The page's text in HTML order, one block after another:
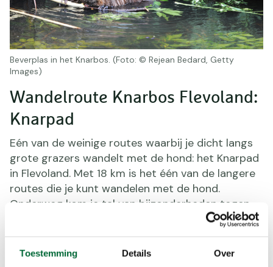
Toestemming Details Over
Wandelroute Knarbos Flevoland:
Knarpad
Eén van de weinige routes waarbij je dicht langs
grote grazers wandelt met de hond: het Knarpad
in Flevoland. Met 18 km is het één van de langere
routes die je kunt wandelen met de hond.
Onderweg kom je tal van bijzonderheden tegen.
Je wandelt door het oudste graasgebied van
Nederland met konikpaarden, wandelt langs de
Beverplas en over de Zandplaat. En dat alles met
Beverplas in het Knarbos. (Foto: © Rejean Bedard, Getty
Images)